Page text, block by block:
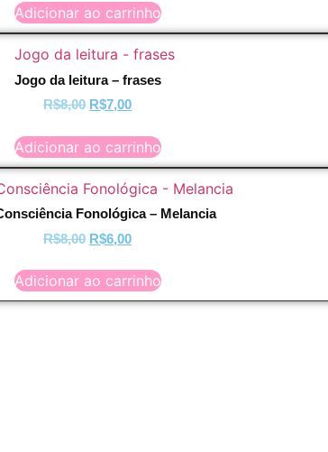
original
era:
R$8,00.
atual
é:
R$6,00.
Adicionar ao carrinho
Jogo da leitura – frases
R$8,00 O
original
era:
R$8,00.
R$7,00O
atual
é:
R$7,00.
Adicionar ao carrinho
Fonológica – Melancia
R$8,00 O
original
era:
R$6,00O
atual
é:
Adicionar ao carrinho